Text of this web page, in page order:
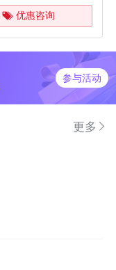
优惠咨询
参与活动
更多